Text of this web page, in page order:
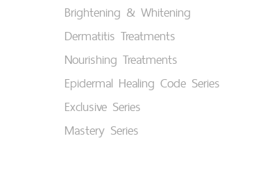
Brightening & Whitening
Dermatitis Treatments
Nourishing Treatments
Epidermal Healing Code Series
Exclusive Series
Mastery Series